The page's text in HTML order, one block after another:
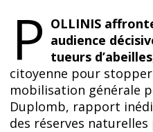
P OLLINIS
audience
tueurs d’abeilles
citoyenne pour stopper
mobilisation générale
Duplomb, rapport
des réserves